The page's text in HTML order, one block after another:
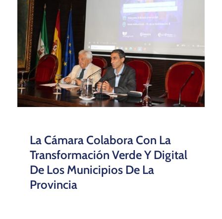
La Cámara Colabora Con La
Transformación Verde Y Digital
De Los Municipios De La
Provincia